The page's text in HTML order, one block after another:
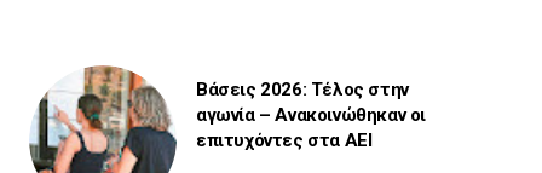
Βάσεις 2026: Τέλος στην
αγωνία – Ανακοινώθηκαν οι
επιτυχόντες στα ΑΕΙ